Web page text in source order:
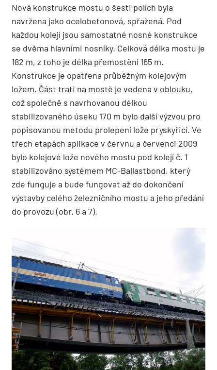
Nová konstrukce mostu o šesti polích byla
navržena jako ocelobetonová, spřažená. Pod
každou kolejí jsou samostatné nosné konstrukce
se dvěma hlavními nosníky. Celková délka mostu je
182 m, z toho je délka přemostění 165 m.
Konstrukce je opatřena průběžným kolejovým
ložem. Část trati na mostě je vedena v oblouku,
což společně s navrhovanou délkou
stabilizovaného úseku 170 m bylo další výzvou pro
popisovanou metodu prolepení lože pryskyřicí. Ve
třech etapách aplikace v červnu a červenci 2009
bylo kolejové lože nového mostu pod kolejí č. 1
stabilizováno systémem MC-Ballastbond, který
zde funguje a bude fungovat až do dokončení
výstavby celého železničního mostu a jeho předání
do provozu (obr. 6 a 7).